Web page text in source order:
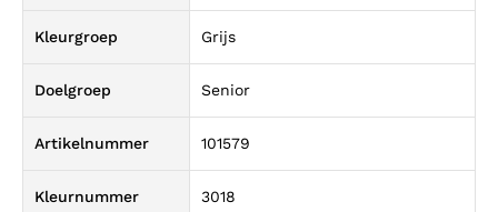
Kleurgroep Grijs
Doelgroep Senior
Artikelnummer 101579
Kleurnummer 3018